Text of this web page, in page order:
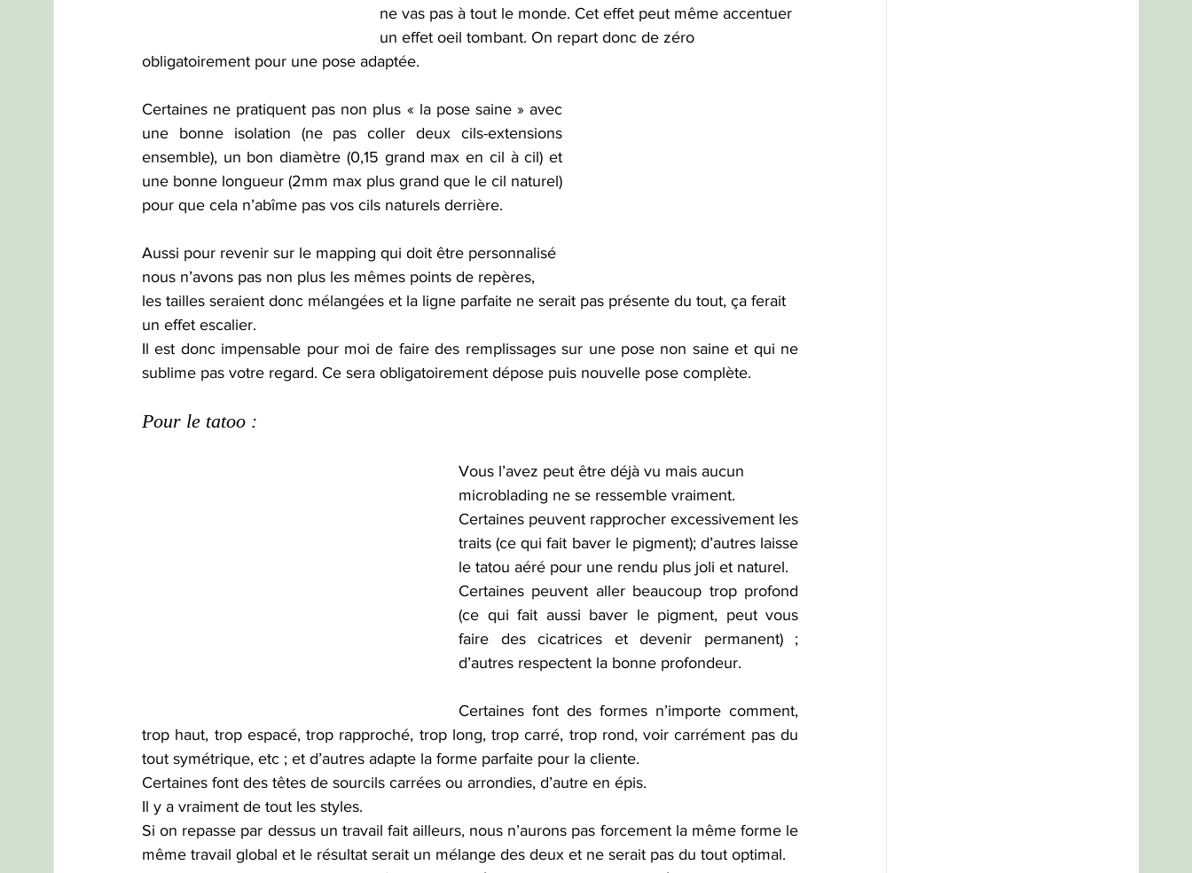
ne vas pas à tout le monde. Cet effet peut même accentuer
un effet oeil tombant. On repart donc de zéro
obligatoirement pour une pose adaptée.
Certaines ne pratiquent pas non plus « la pose saine » avec
une bonne isolation (ne pas coller deux cils-extensions
ensemble), un bon diamètre (0,15 grand max en cil à cil) et
une bonne longueur (2mm max plus grand que le cil naturel)
pour que cela n’abîme pas vos cils naturels derrière.
Aussi pour revenir sur le mapping qui doit être personnalisé
nous n’avons pas non plus les mêmes points de repères,
les tailles seraient donc mélangées et la ligne parfaite ne serait pas présente du tout, ça ferait
un effet escalier.
Il est donc impensable pour moi de faire des remplissages sur une pose non saine et qui ne
sublime pas votre regard. Ce sera obligatoirement dépose puis nouvelle pose complète.
Pour le tatoo :
Vous l’avez peut être déjà vu mais aucun
microblading ne se ressemble vraiment.
Certaines peuvent rapprocher excessivement les
traits (ce qui fait baver le pigment); d’autres laisse
le tatou aéré pour une rendu plus joli et naturel.
Certaines peuvent aller beaucoup trop profond
(ce qui fait aussi baver le pigment, peut vous
faire des cicatrices et devenir permanent) ;
d’autres respectent la bonne profondeur.
Certaines font des formes n’importe comment,
trop haut, trop espacé, trop rapproché, trop long, trop carré, trop rond, voir carrément pas du
tout symétrique, etc ; et d’autres adapte la forme parfaite pour la cliente.
Certaines font des têtes de sourcils carrées ou arrondies, d’autre en épis.
Il y a vraiment de tout les styles.
Si on repasse par dessus un travail fait ailleurs, nous n’aurons pas forcement la même forme le
même travail global et le résultat serait un mélange des deux et ne serait pas du tout optimal.